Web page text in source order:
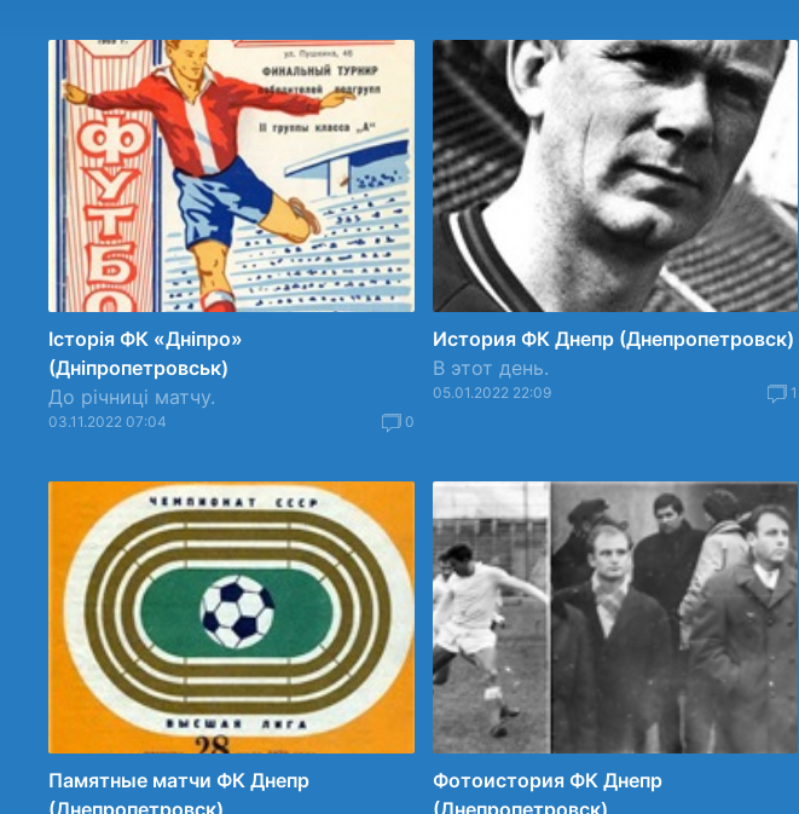
Історія ФК «Дніпро»
(Дніпропетровськ)
До річниці матчу.
03.11.2022 07:04 0
История ФК Днепр (Днепропетровск)
В этот день.
05.01.2022 22:09 1
Памятные матчи ФК Днепр
(Днепропетровск)
Фотоистория ФК Днепр
(Днепропетровск)